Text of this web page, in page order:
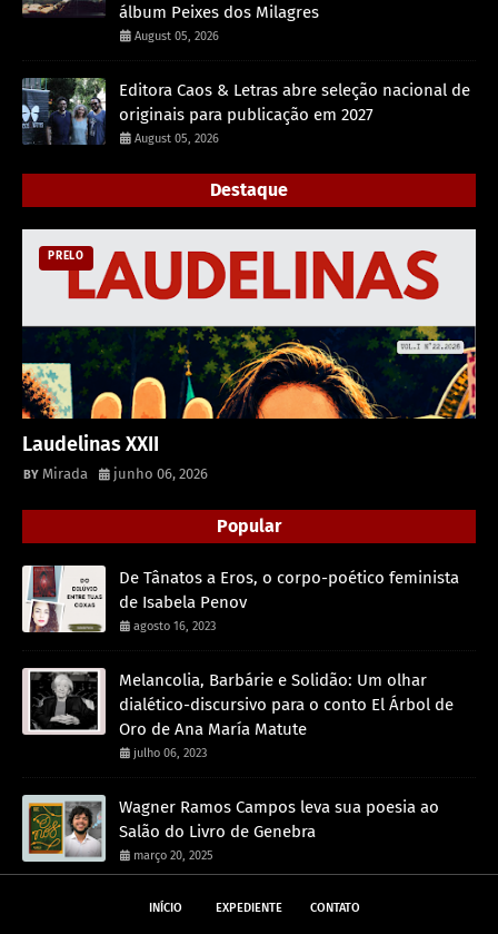
álbum Peixes dos Milagres
August 05, 2026
Editora Caos & Letras abre seleção nacional de
originais para publicação em 2027
August 05, 2026
Destaque
PRELO
Laudelinas XXII
Mirada junho 06, 2026
Popular
De Tânatos a Eros, o corpo-poético feminista
de Isabela Penov
agosto 16, 2023
Melancolia, Barbárie e Solidão: Um olhar
dialético-discursivo para o conto El Árbol de
Oro de Ana María Matute
julho 06, 2023
Wagner Ramos Campos leva sua poesia ao
Salão do Livro de Genebra
março 20, 2025
INÍCIO EXPEDIENTE CONTATO